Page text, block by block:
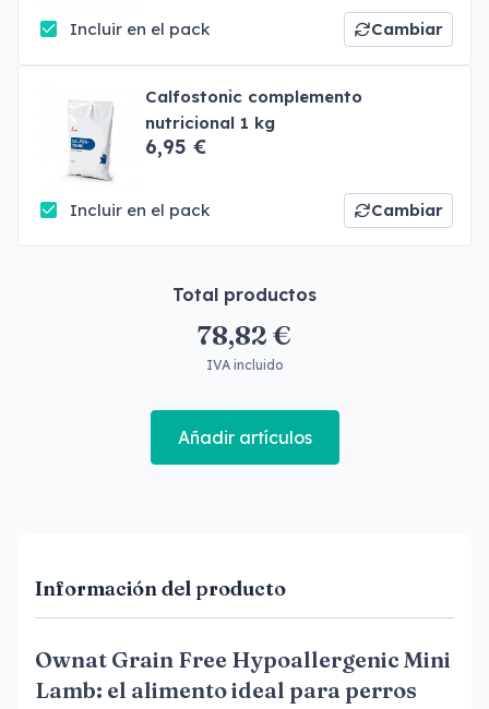
Incluir en el pack Cambiar
Calfostonic complemento
nutricional 1 kg
6,95 €
Incluir en el pack Cambiar
Total productos
78,82 €
IVA incluido
Añadir artículos
Información del producto
Ownat Grain Free Hypoallergenic Mini
Lamb: el alimento ideal para perros